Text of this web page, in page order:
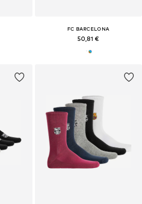
FC BARCELONA
50,81 €